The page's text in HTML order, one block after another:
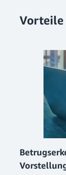
Vorteile